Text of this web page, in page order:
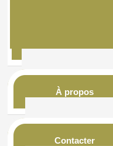
À propos
Contacter